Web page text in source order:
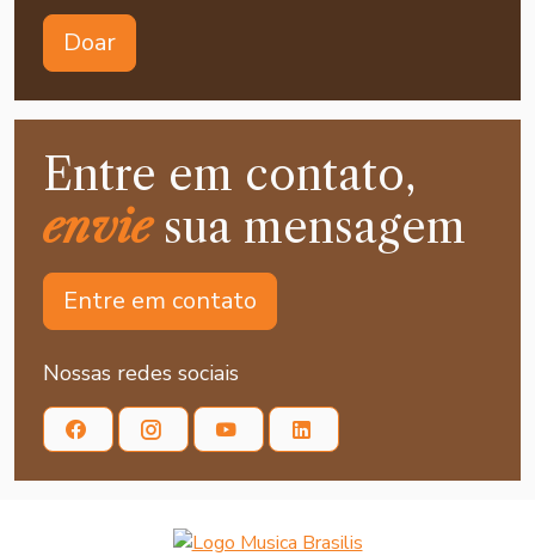
Doar
Entre em contato,
enviesua mensagem
Entre em contato
Nossas redes sociais